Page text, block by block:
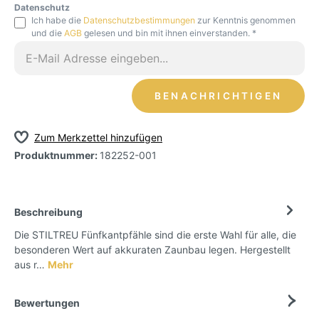
Datenschutz
Ich habe die Datenschutzbestimmungen zur Kenntnis genommen
und die AGB gelesen und bin mit ihnen einverstanden. *
BENACHRICHTIGEN
Zum Merkzettel hinzufügen
Produktnummer: 182252-001
Beschreibung
Die STILTREU Fünfkantpfähle sind die erste Wahl für alle, die
besonderen Wert auf akkuraten Zaunbau legen. Hergestellt
aus r… Mehr
Bewertungen